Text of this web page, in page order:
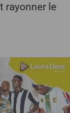
rayonner le